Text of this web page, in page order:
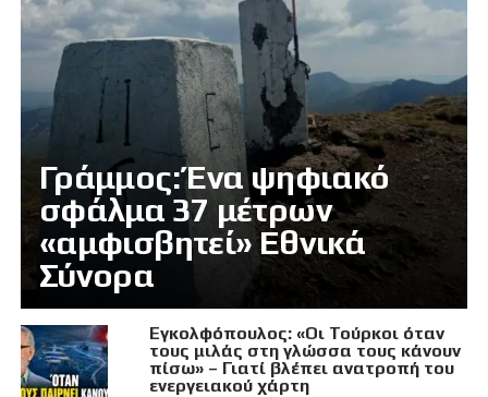
Γράμμος: Ένα ψηφιακό
σφάλμα 37 μέτρων
«αμφισβητεί» Εθνικά
Σύνορα
Εγκολφόπουλος: «Οι Τούρκοι όταν
τους μιλάς στη γλώσσα τους κάνουν
πίσω» – Γιατί βλέπει ανατροπή του
ενεργειακού χάρτη